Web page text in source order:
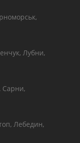
Лубни,
Сарни,
Лебедин,